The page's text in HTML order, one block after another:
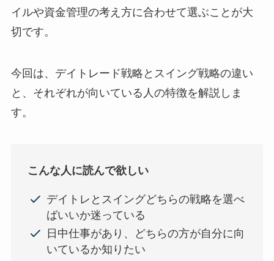
イルや資金管理の考え方に合わせて選ぶことが大
切です。
今回は、デイトレード戦略とスイング戦略の違い
と、それぞれが向いている人の特徴を解説しま
す。
こんな人に読んで欲しい
デイトレとスイングどちらの戦略を選べ
ばいいか迷っている
日中仕事があり、どちらの方が自分に向
いているか知りたい